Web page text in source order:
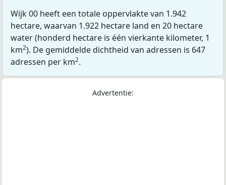
Wijk 00 heeft een totale oppervlakte van 1.942
hectare, waarvan 1.922 hectare land en 20 hectare
water (honderd hectare is één vierkante kilometer, 1
km2). De gemiddelde dichtheid van adressen is 647
adressen per km2.
Advertentie: